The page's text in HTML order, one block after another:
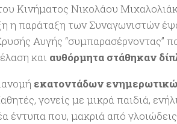
Κινήματος Νικολάου
η παράταξη των Συναγωνιστών
Αυγής “συμπαρασέρνοντας”
και αυθόρμητα στάθηκαν
εκατοντάδων
γονείς με μικρά παιδιά,
έντυπα που, μακριά από